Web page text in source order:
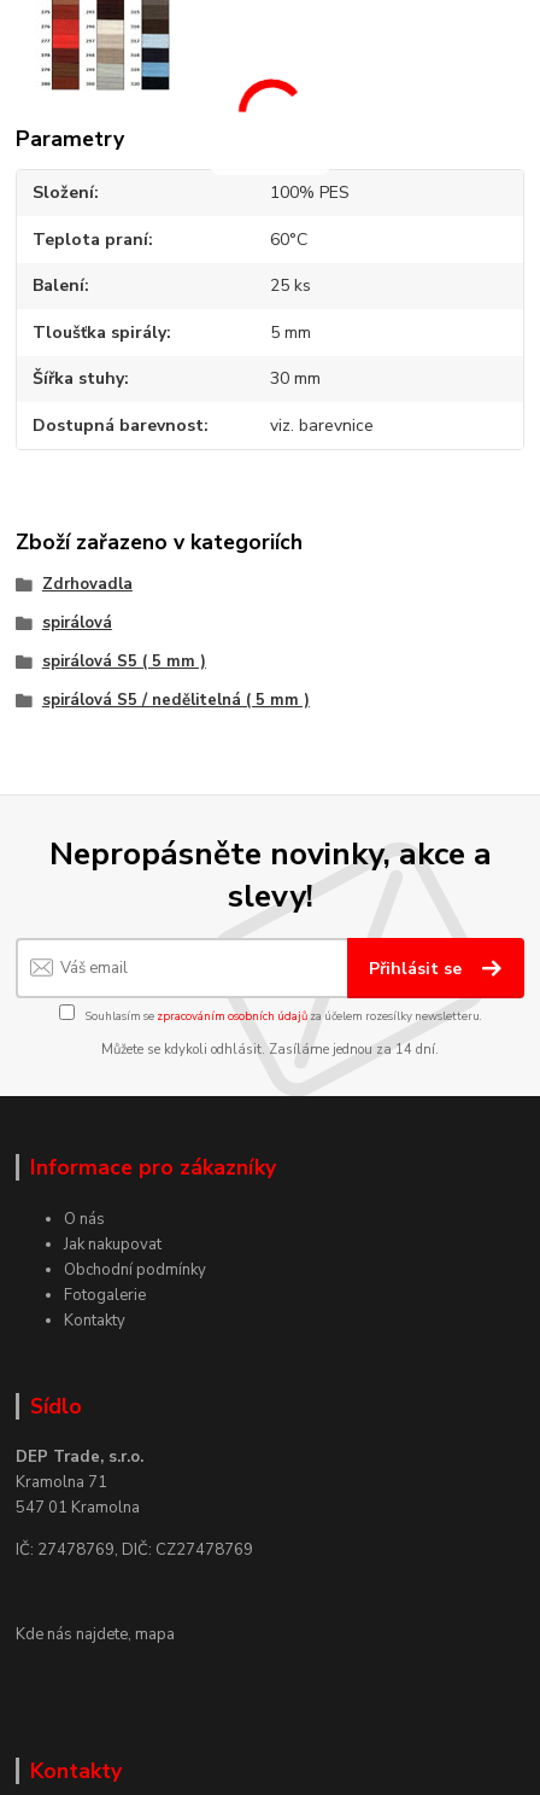
Parametry
Složení 100% PES
Teplota praní 60°C
Balení 25 ks
Tloušťka spirály 5 mm
Šířka stuhy 30 mm
Dostupná barevnost viz. barevnice
Zboží zařazeno v kategoriích
Zdrhovadla
spirálová
spirálová S5 ( 5 mm )
spirálová S5 / nedělitelná ( 5 mm )
Nepropásněte novinky, akce a
slevy!
Přihlásit se
Souhlasím se zpracováním osobních údajůza účelem rozesílky newsletteru.
Můžete se kdykoli odhlásit. Zasíláme jednou za 14 dní.
Informace pro zákazníky
O nás
Jak nakupovat
Obchodní podmínky
Fotogalerie
Kontakty
Sídlo
DEP Trade, s.r.o.
Kramolna 71
547 01 Kramolna
IČ: 27478769, DIČ: CZ27478769
Kde nás najdete, mapa
Kontakty